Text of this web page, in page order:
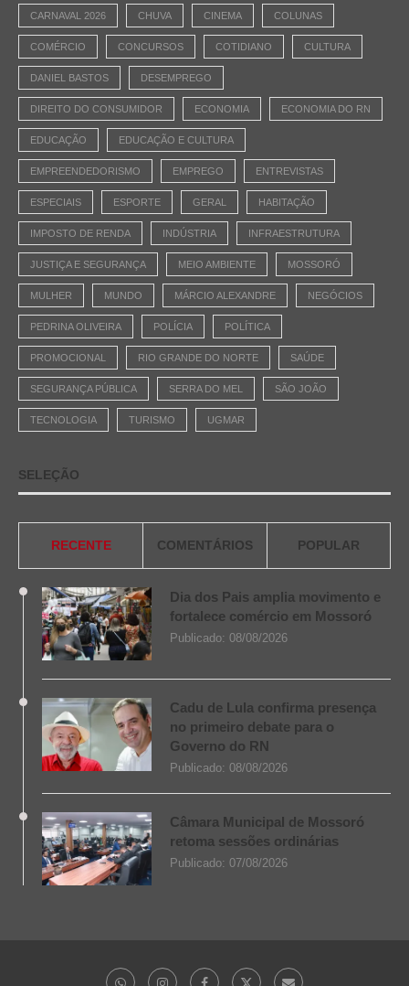
CARNAVAL 2026 CHUVA CINEMA COLUNAS
COMÉRCIO CONCURSOS COTIDIANO CULTURA
DANIEL BASTOS DESEMPREGO
DIREITO DO CONSUMIDOR ECONOMIA ECONOMIA DO RN
EDUCAÇÃO EDUCAÇÃO E CULTURA
EMPREENDEDORISMO EMPREGO ENTREVISTAS
ESPECIAIS ESPORTE GERAL HABITAÇÃO
IMPOSTO DE RENDA INDÚSTRIA INFRAESTRUTURA
JUSTIÇA E SEGURANÇA MEIO AMBIENTE MOSSORÓ
MULHER MUNDO MÁRCIO ALEXANDRE NEGÓCIOS
PEDRINA OLIVEIRA POLÍCIA POLÍTICA
PROMOCIONAL RIO GRANDE DO NORTE SAÚDE
SEGURANÇA PÚBLICA SERRA DO MEL SÃO JOÃO
TECNOLOGIA TURISMO UGMAR
SELEÇÃO
RECENTE COMENTÁRIOS POPULAR
Dia dos Pais amplia movimento e
fortalece comércio em Mossoró
Publicado: 08/08/2026
Cadu de Lula confirma presença
no primeiro debate para o
Governo do RN
Publicado: 08/08/2026
Câmara Municipal de Mossoró
retoma sessões ordinárias
Publicado: 07/08/2026